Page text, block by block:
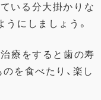
いる分大掛かりな
にしましょう。
療をすると歯の寿
を食べたり、楽し